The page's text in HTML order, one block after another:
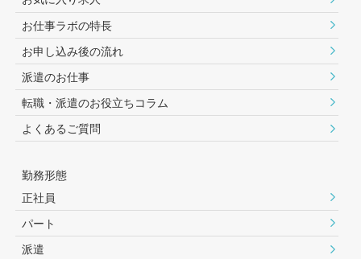
お仕事ラボの特長
お申し込み後の流れ
派遣のお仕事
転職・派遣のお役⽴ちコラム
よくあるご質問
勤務形態
正社員
パート
派遣